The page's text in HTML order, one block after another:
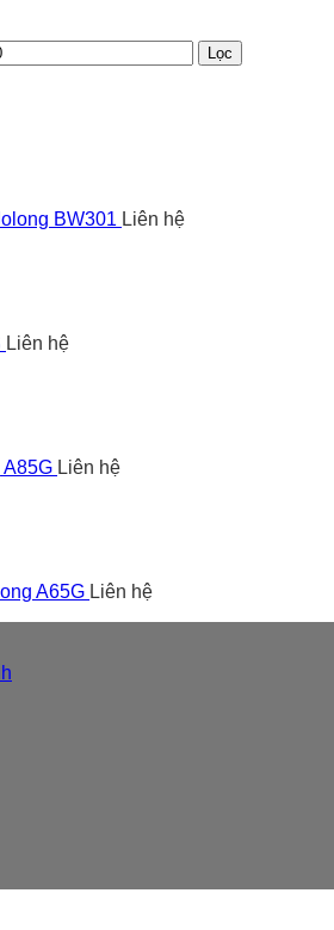
Lọc
BW301 Liên hệ
Liên hệ
Liên hệ
A65G Liên hệ